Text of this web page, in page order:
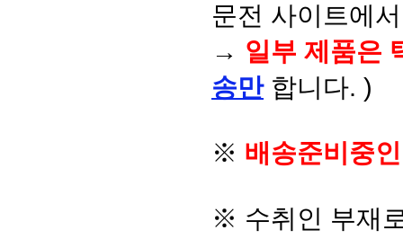
문전 사이트에
→ 일부 제품은
송만 합니다. )
※ 배송준비중
※ 수취인 부재